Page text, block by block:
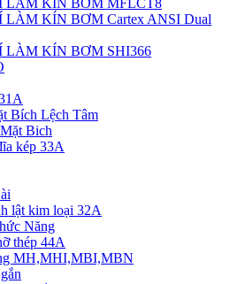
LÀM KÍN BƠM Cartex ANSI Dual
LÀM KÍN BƠM SHI366
Bích Lệch Tâm
Bich
kép 33A
lật kim loại 32A
Năng
thép 44A
MH,MHI,MBI,MBN